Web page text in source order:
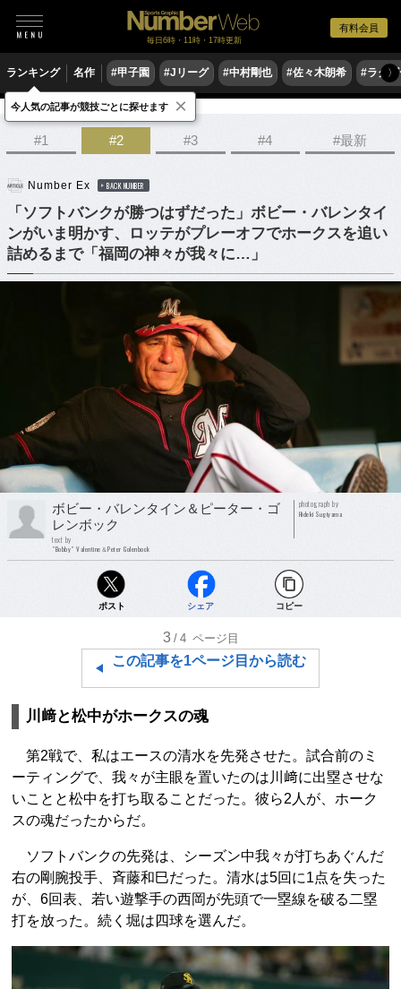
有料会員
毎日6時・11時・17時更新
ランキング 名作 #甲子園 #Jリーグ #中村剛也 #佐々木朗希 #ラグ〉
野球 プロ野球
#1 #2 #3 #4 #最新
Number Ex BACK NUMBER
「ソフトバンクが勝つはずだった」ボビー・バレンタイ
ンがいま明かす、ロッテがプレーオフでホークスを追い
詰めるまで「福岡の神々が我々に…」
ボビー・バレンタイン＆ピーター・ゴ
レンボック
text by
"Bobby" Valentine＆Peter Golenbock
photograph by
Hideki Sugiyama
ポスト シェア コピー
3 /4 ページ目
この記事を1ページ目から読む
川﨑と松中がホークスの魂
第2戦で、私はエースの清水を先発させた。試合前のミ
ーティングで、我々が主眼を置いたのは川﨑に出塁させな
いことと松中を打ち取ることだった。彼ら2人が、ホーク
スの魂だったからだ。
ソフトバンクの先発は、シーズン中我々が打ちあぐんだ
右の剛腕投手、斉藤和巳だった。清水は5回に1点を失った
が、6回表、若い遊撃手の西岡が先頭で一塁線を破る二塁
打を放った。続く堀は四球を選んだ。
今人気の記事が競技ごとに探せます ×